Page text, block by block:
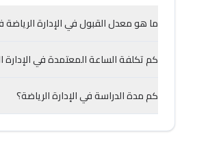
ما هو معدل القبول في الإدارة
كم تكلفة الساعة المعتمدة في الإدارة
كم مدة الدراسة في الإدارة الرياضة؟